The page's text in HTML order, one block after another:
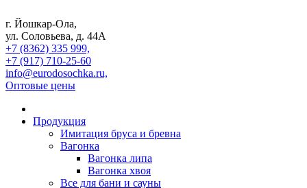
г. Йошкар-Ола,
ул. Соловьева, д. 44А
+7 (8362) 335 999,
+7 (917) 710-25-60
info@eurodosochka.ru,
Оптовые цены
Продукция
Имитация бруса и бревна
Вагонка
Вагонка липа
Вагонка хвоя
Все для бани и сауны